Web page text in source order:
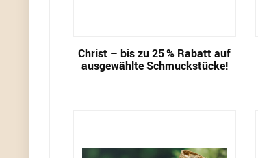
Christ – bis zu 25 % Rabatt auf
ausgewählte Schmuckstücke!